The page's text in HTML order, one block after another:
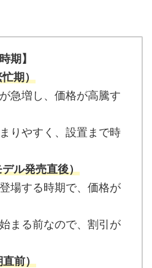
期】
期）
急増し、価格が高騰す
りやすく、設置まで時
ル発売直後）
場する時期で、価格が
まる前なので、割引が
前）